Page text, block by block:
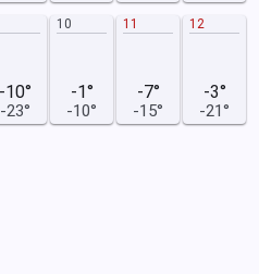
-10°
-23°
10
-1°
-10°
11
-7°
-15°
12
-3°
-21°